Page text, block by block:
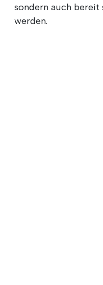
sondern auch bereit
werden.